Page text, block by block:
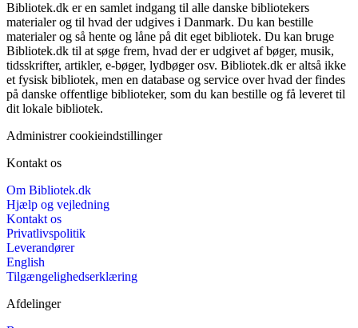
Bibliotek.dk er en samlet indgang til alle danske bibliotekers
materialer og til hvad der udgives i Danmark. Du kan bestille
materialer og så hente og låne på dit eget bibliotek. Du kan bruge
Bibliotek.dk til at søge frem, hvad der er udgivet af bøger, musik,
tidsskrifter, artikler, e-bøger, lydbøger osv. Bibliotek.dk er altså ikke
et fysisk bibliotek, men en database og service over hvad der findes
på danske offentlige biblioteker, som du kan bestille og få leveret til
dit lokale bibliotek.
Administrer cookieindstillinger
Kontakt os
Om Bibliotek.dk
Hjælp og vejledning
Kontakt os
Privatlivspolitik
Leverandører
English
Tilgængelighedserklæring
Afdelinger